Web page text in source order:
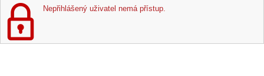
Nepřihlášený uživatel nemá přístup.